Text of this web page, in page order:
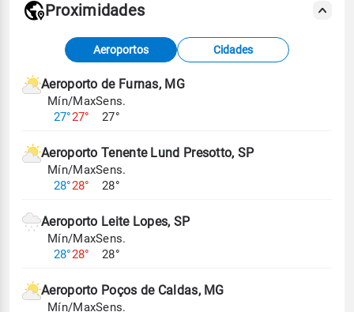
Fonte: dados combinados de estações
meteorológicas e satélite do Centro de Previsão
de Tempo e Estudos Climáticos (CPTEC).
Para obter mais informações sobre os dados
Proximidades
Aeroportos Cidades
Aeroporto de Furnas, MG
Mín/Max
27°27°
Sens.
27°
Aeroporto Tenente Lund Presotto, SP
Mín/Max
28°28°
Sens.
28°
Aeroporto Leite Lopes, SP
Mín/Max
28°28°
Sens.
28°
Aeroporto Poços de Caldas, MG
Mín/MaxSens.